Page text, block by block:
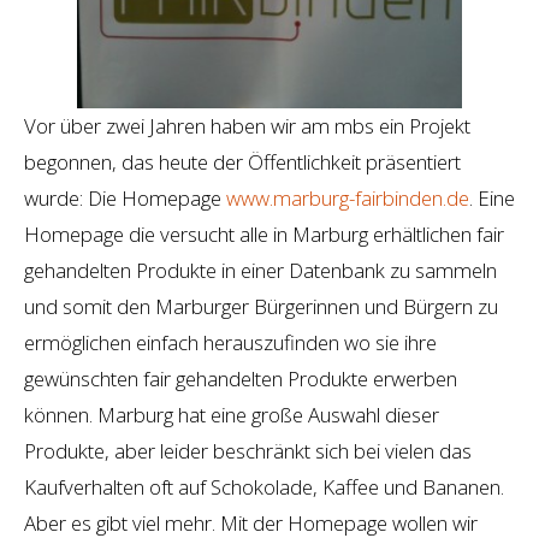
Vor über zwei Jahren haben wir am mbs ein Projekt
begonnen, das heute der Öffentlichkeit präsentiert
wurde: Die Homepage www.marburg-fairbinden.de. Eine
Homepage die versucht alle in Marburg erhältlichen fair
gehandelten Produkte in einer Datenbank zu sammeln
und somit den Marburger Bürgerinnen und Bürgern zu
ermöglichen einfach herauszufinden wo sie ihre
gewünschten fair gehandelten Produkte erwerben
können. Marburg hat eine große Auswahl dieser
Produkte, aber leider beschränkt sich bei vielen das
Kaufverhalten oft auf Schokolade, Kaffee und Bananen.
Aber es gibt viel mehr. Mit der Homepage wollen wir